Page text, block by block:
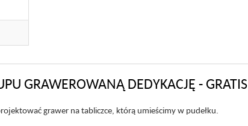
GRAWEROWANĄ DEDYKACJĘ - GRATIS
grawer na tabliczce, którą umieścimy w pudełku.